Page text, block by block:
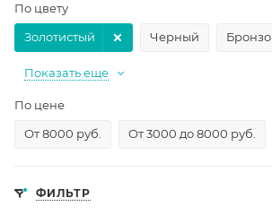
По цвету
Черный
Золотистый
Показать еще
По цене
От 8000 руб.
От 3000 до 8000 руб.
ФИЛЬТР